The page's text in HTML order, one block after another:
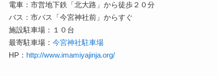
電車：市営地下鉄「北大路」から徒歩２０分
バス：市バス「今宮神社前」からすぐ
施設駐車場：１０台
最寄駐車場： 今宮神社駐車場
HP： http://www.imamiyajinja.org/